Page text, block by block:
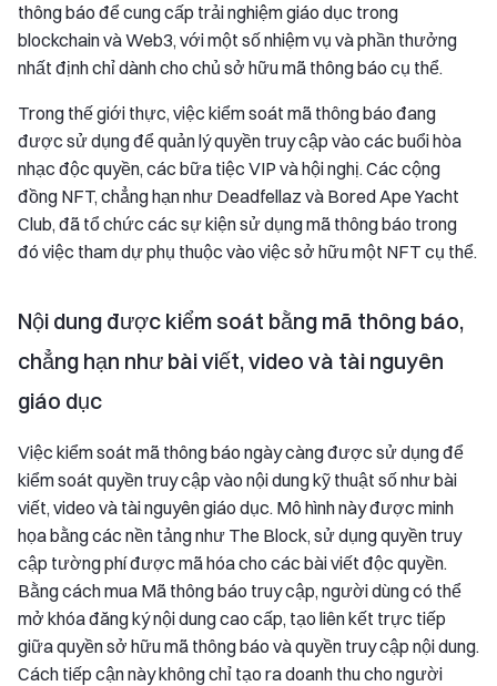
thông báo để cung cấp trải nghiệm giáo dục trong
blockchain và Web3, với một số nhiệm vụ và phần thưởng
nhất định chỉ dành cho chủ sở hữu mã thông báo cụ thể.
Trong thế giới thực, việc kiểm soát mã thông báo đang
được sử dụng để quản lý quyền truy cập vào các buổi hòa
nhạc độc quyền, các bữa tiệc VIP và hội nghị. Các cộng
đồng NFT, chẳng hạn như Deadfellaz và Bored Ape Yacht
Club, đã tổ chức các sự kiện sử dụng mã thông báo trong
đó việc tham dự phụ thuộc vào việc sở hữu một NFT cụ thể.
Nội dung được kiểm soát bằng mã thông báo,
chẳng hạn như bài viết, video và tài nguyên
giáo dục
Việc kiểm soát mã thông báo ngày càng được sử dụng để
kiểm soát quyền truy cập vào nội dung kỹ thuật số như bài
viết, video và tài nguyên giáo dục. Mô hình này được minh
họa bằng các nền tảng như The Block, sử dụng quyền truy
cập tường phí được mã hóa cho các bài viết độc quyền.
Bằng cách mua Mã thông báo truy cập, người dùng có thể
mở khóa đăng ký nội dung cao cấp, tạo liên kết trực tiếp
giữa quyền sở hữu mã thông báo và quyền truy cập nội dung.
Cách tiếp cận này không chỉ tạo ra doanh thu cho người